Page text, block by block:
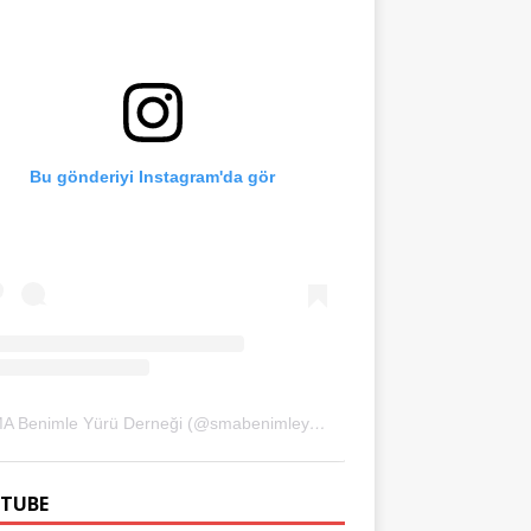
Bu gönderiyi Instagram'da gör
SMA Benimle Yürü Derneği (@smabenimleyuru)'in paylaştığı bir gönderi